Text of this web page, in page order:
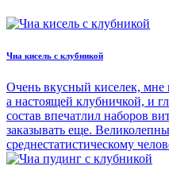
Чиа кисель с клубникой
Очень вкусный киселек, мне
а настоящей клубничкой, и
состав впечатлил наборов
заказывать еще.
среднестатистическому